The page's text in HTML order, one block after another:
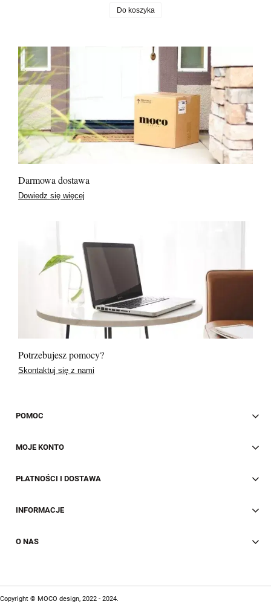
Do koszyka
Darmowa dostawa
Dowiedz się więcej
Potrzebujesz pomocy?
Skontaktuj się z nami
POMOC
MOJE KONTO
PŁATNOŚCI I DOSTAWA
INFORMACJE
O NAS
Copyright © MOCO design, 2022 - 2024.